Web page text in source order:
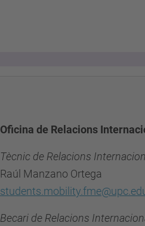
Oficina de Relacions
Tècnic de Relacions
Raúl Manzano Ortega
Becari de Relacions